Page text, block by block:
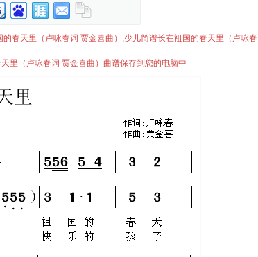
春天里（卢咏春词 贾金喜曲）,少儿简谱长在祖国的春天里（卢咏春
里（卢咏春词 贾金喜曲）曲谱保存到您的电脑中